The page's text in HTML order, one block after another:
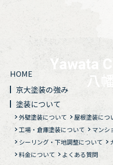
HOME
京大塗装の強み
塗装について
外壁塗装について 屋根塗装につ
工場・倉庫塗装について
マンシ
シーリング・下地調整について
料金について
よくある質問